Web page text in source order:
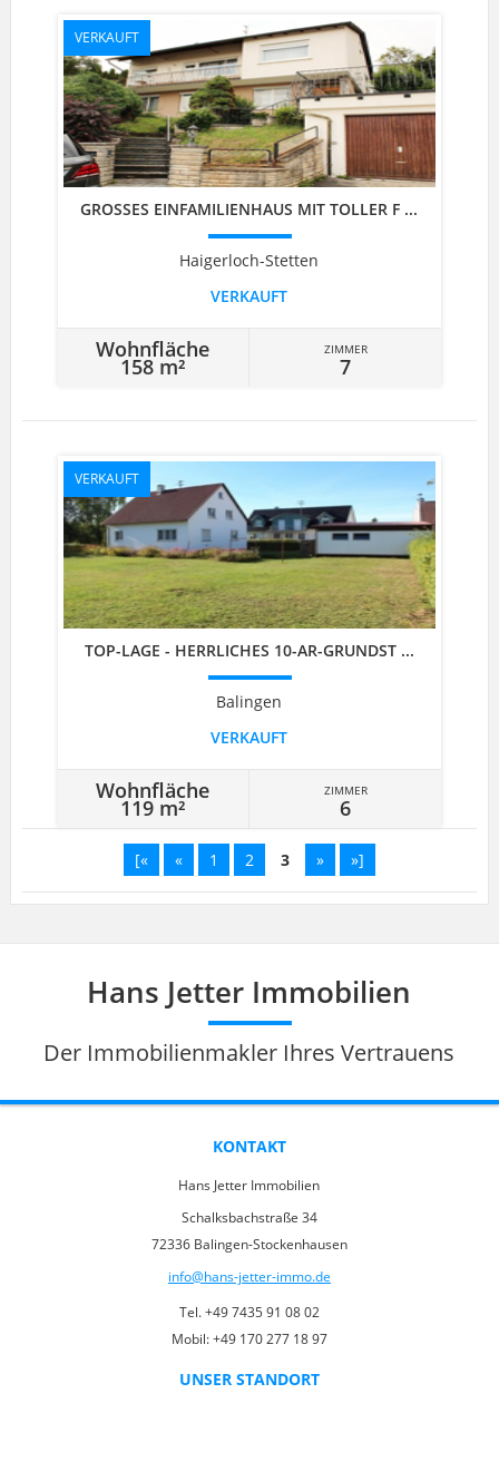
VERKAUFT
GROSSES EINFAMILIENHAUS MIT TOLLER F ...
Haigerloch-Stetten
VERKAUFT
Wohnfläche
158 m²
ZIMMER
7
VERKAUFT
TOP-LAGE - HERRLICHES 10-AR-GRUNDST ...
Balingen
VERKAUFT
Wohnfläche
119 m²
ZIMMER
6
[« « 1 2 3 » »]
Hans Jetter Immobilien
Der Immobilienmakler Ihres Vertrauens
KONTAKT
Hans Jetter Immobilien
Schalksbachstraße 34
72336 Balingen-Stockenhausen
info@hans-jetter-immo.de
Tel. +49 7435 91 08 02
Mobil: +49 170 277 18 97
UNSER STANDORT